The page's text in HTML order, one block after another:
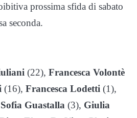
prossima sfida di sabato
seconda.
(22), Francesca Volontè
(16), Francesca Lodetti (1),
Sofia Guastalla (3), Giulia